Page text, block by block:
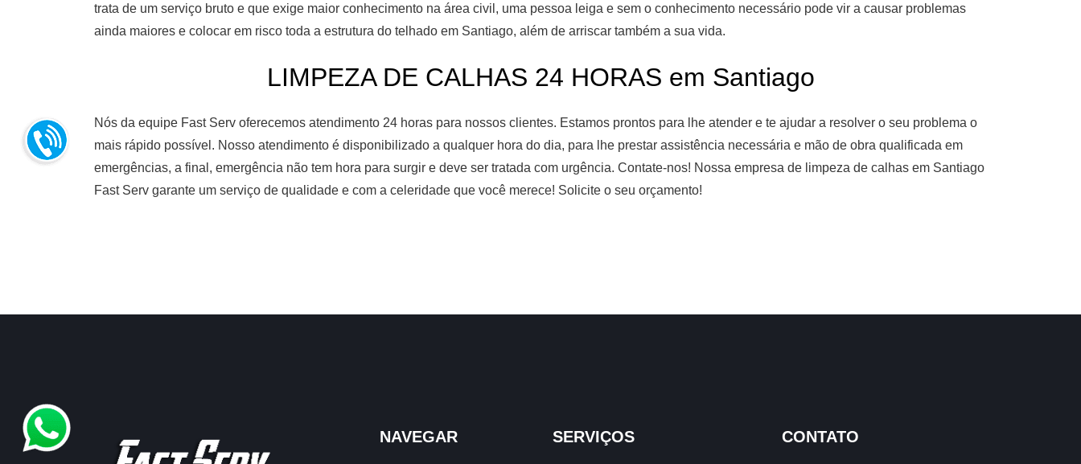
trata de um serviço bruto e que exige maior conhecimento na área civil, uma pessoa leiga e sem o conhecimento necessário pode vir a causar problemas
ainda maiores e colocar em risco toda a estrutura do telhado em Santiago, além de arriscar também a sua vida.
LIMPEZA DE CALHAS 24 HORAS em Santiago
Nós da equipe Fast Serv oferecemos atendimento 24 horas para nossos clientes. Estamos prontos para lhe atender e te ajudar a resolver o seu problema o
mais rápido possível. Nosso atendimento é disponibilizado a qualquer hora do dia, para lhe prestar assistência necessária e mão de obra qualificada em
emergências, a final, emergência não tem hora para surgir e deve ser tratada com urgência. Contate-nos! Nossa empresa de limpeza de calhas em Santiago
Fast Serv garante um serviço de qualidade e com a celeridade que você merece! Solicite o seu orçamento!
NAVEGAR SERVIÇOS CONTATO